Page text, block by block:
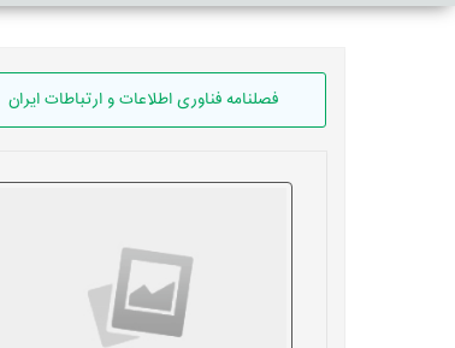
فصلنامه فناوری اطلاعات و ارتباطات ایران